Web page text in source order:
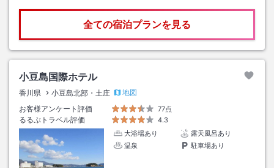
全ての宿泊プランを見る
小豆島国際ホテル
香川県 小豆島北部・土庄
地図
お客様アンケート評価
77点
るるぶトラベル評価
4.3
大浴場あり
露天風呂あり
温泉
駐車場あり